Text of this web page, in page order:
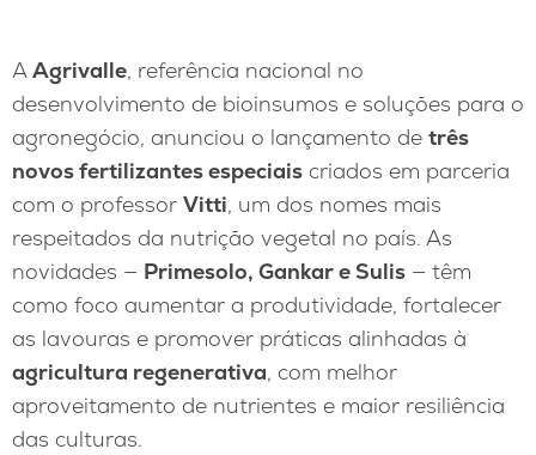
AAgrivalle, referência nacional no
desenvolvimento de bioinsumos e soluções para o
agronegócio, anunciou o lançamento de três
novos fertilizantes especiais criados em parceria
com o professor Vitti, um dos nomes mais
respeitados da nutrição vegetal no país. As
novidades — Primesolo, Gankar e Sulis — têm
como foco aumentar a produtividade, fortalecer
as lavouras e promover práticas alinhadas à
agricultura regenerativa, com melhor
aproveitamento de nutrientes e maior resiliência
das culturas.